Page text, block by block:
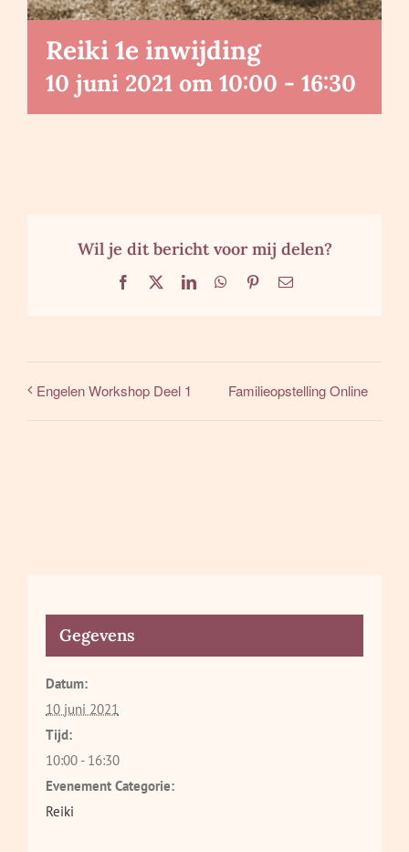
Reiki 1e inwijding
10 juni 2021 om 10:00 - 16:30
Wil je dit bericht voor mij delen?
Facebook LinkedInWhatsApp
Pinterest
E-
Engelen Workshop Deel 1 Familieopstelling Online
Gegevens
Datum:
10 juni 2021
Tijd:
10:00 - 16:30
Evenement Categorie:
Reiki